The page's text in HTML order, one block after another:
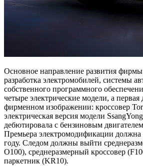
Основное направление развития
разработка электромобилей, системы
собственного программного
четыре электрические модели, а первая
фирменном изображении: кроссовер
электрическая версия модели
дебютировала с бензиновым
Премьера электромодификации должна
году. Следом должны выйти
O100), среднеразмерный кроссовер
паркетник (KR10).